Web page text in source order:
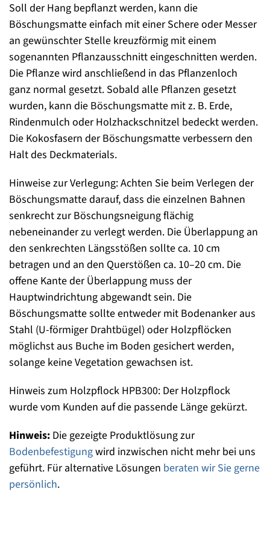
Soll der Hang bepflanzt werden, kann die
Böschungsmatte einfach mit einer Schere oder Messer
an gewünschter Stelle kreuzförmig mit einem
sogenannten Pflanzausschnitt eingeschnitten werden.
Die Pflanze wird anschließend in das Pflanzenloch
ganz normal gesetzt. Sobald alle Pflanzen gesetzt
wurden, kann die Böschungsmatte mit z. B. Erde,
Rindenmulch oder Holzhackschnitzel bedeckt werden.
Die Kokosfasern der Böschungsmatte verbessern den
Halt des Deckmaterials.
Hinweise zur Verlegung: Achten Sie beim Verlegen der
Böschungsmatte darauf, dass die einzelnen Bahnen
senkrecht zur Böschungsneigung flächig
nebeneinander zu verlegt werden. Die Überlappung an
den senkrechten Längsstößen sollte ca. 10 cm
betragen und an den Querstößen ca. 10–20 cm. Die
offene Kante der Überlappung muss der
Hauptwindrichtung abgewandt sein. Die
Böschungsmatte sollte entweder mit Bodenanker aus
Stahl (U-förmiger Drahtbügel) oder Holzpflöcken
möglichst aus Buche im Boden gesichert werden,
solange keine Vegetation gewachsen ist.
Hinweis zum Holzpflock HPB300: Der Holzpflock
wurde vom Kunden auf die passende Länge gekürzt.
Hinweis: Die gezeigte Produktlösung zur
Bodenbefestigungwird inzwischen nicht mehr bei uns
geführt. Für alternative Lösungen beraten wir Sie gerne
persönlich.